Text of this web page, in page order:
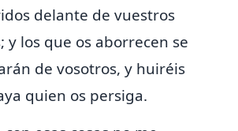
delante de vuestros
y los que os aborrecen se
de vosotros, y huiréis
quien os persiga.